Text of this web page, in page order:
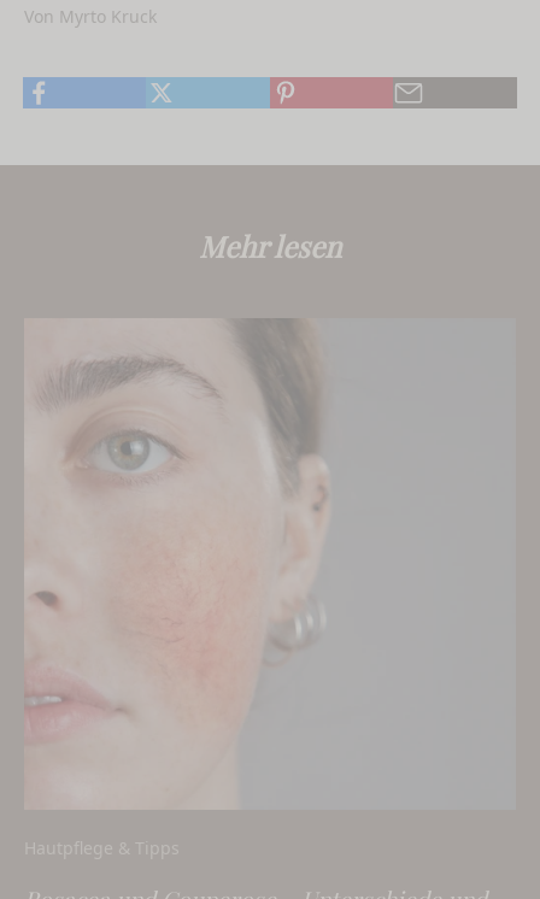
Von Myrto Kruck
Mehr lesen
Hautpflege & Tipps